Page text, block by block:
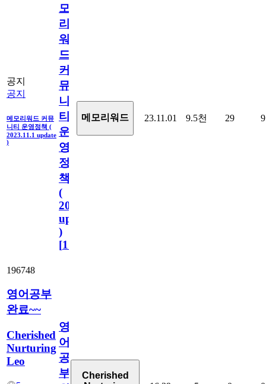
공지
공지
메모리워드 커뮤
니티 운영정책 (
2023.11.1 update
)
모
리
워
드
커
뮤
니
티
운
영
정
책
(
2023.11.1
update
)
[110
메모리워드 23.11.01 9.5천 29 9
196748
영어공부
완료~~
Cherished
Nurturing
Leo
영
어
공
부
Cherished